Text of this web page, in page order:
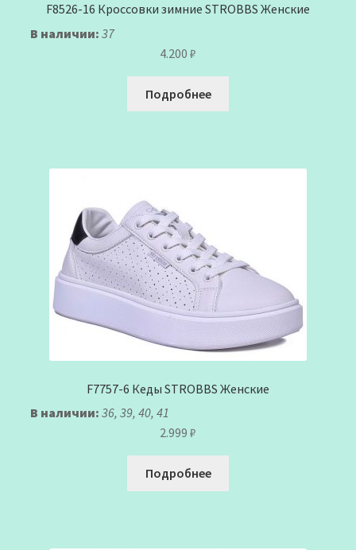
F8526-16 Кроссовки зимние STROBBS Женские
В наличии: 37
4.200 ₽
Подробнее
F7757-6 Кеды STROBBS Женские
В наличии: 36, 39, 40, 41
2.999 ₽
Подробнее